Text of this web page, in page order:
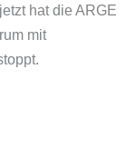
hat die ARGE
mit